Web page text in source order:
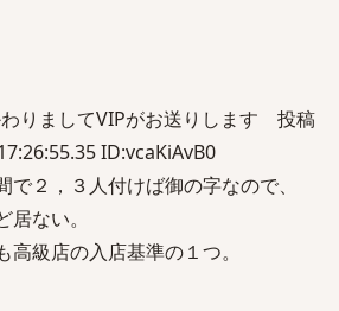
りましてVIPがお送りします 投稿
ID:vcaKiAvB0
２，３人付けば御の字なので、
ない。
級店の入店基準の１つ。